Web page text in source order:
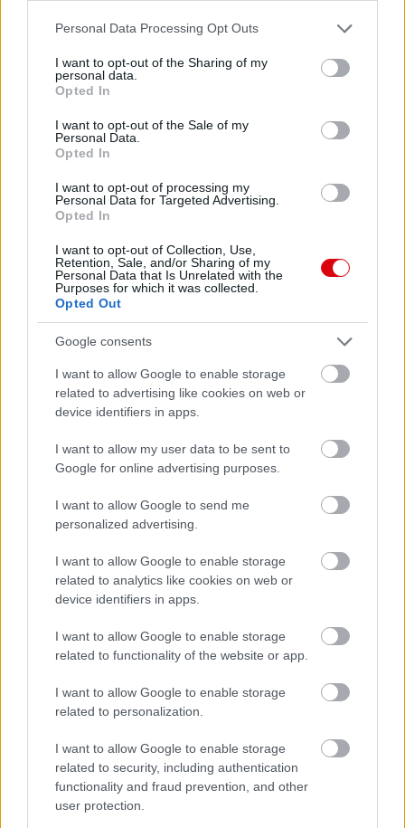
Please note that this website/app uses one or more Google
not limited to your visit or usage behaviour. You may click to
grant or deny consent to Google and its third-party tags to
use your data for below specified purposes in below Google
consent section.
Personal Data Processing Opt Outs
I want to opt-out of the Sharing of my
personal data.
Opted In
I want to opt-out of the Sale of my
Personal Data.
Opted In
I want to opt-out of processing my
Personal Data for Targeted Advertising.
Opted In
I want to opt-out of Collection, Use,
Retention, Sale, and/or Sharing of my
Personal Data that Is Unrelated with the
Purposes for which it was collected.
Opted Out
Google consents
I want to allow Google to enable storage
related to advertising like cookies on web or
device identifiers in apps.
I want to allow my user data to be sent to
Google for online advertising purposes.
I want to allow Google to send me
personalized advertising.
I want to allow Google to enable storage
related to analytics like cookies on web or
device identifiers in apps.
I want to allow Google to enable storage
related to functionality of the website or app.
I want to allow Google to enable storage
related to personalization.
I want to allow Google to enable storage
related to security, including authentication
functionality and fraud prevention, and other
user protection.
Paris Saint-Germain
Manchester United
Felkészülési szezon 4. mérkőzés
Nya Ullevi, Göteborg
2026-08-08 17:00
1 nap 8 óra 58 perc 34 másodperc
Leeds UnitedvsManchester United
AC MilanvsManchester United
ELŐZŐ MÉRKŐZÉSEK
Támogatás
Támogasd adományoddal
a ManUtdFanatics.hu működését!
Kapcsolódó hírek
JUAN MATA